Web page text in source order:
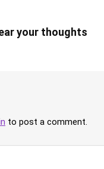
your thoughts
to post a comment.